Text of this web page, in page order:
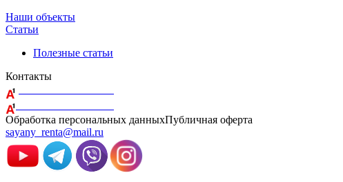
Наши объекты
Статьи
Полезные статьи
Контакты
Обработка персональных данныхПубличная оферта
sayany_renta@mail.ru